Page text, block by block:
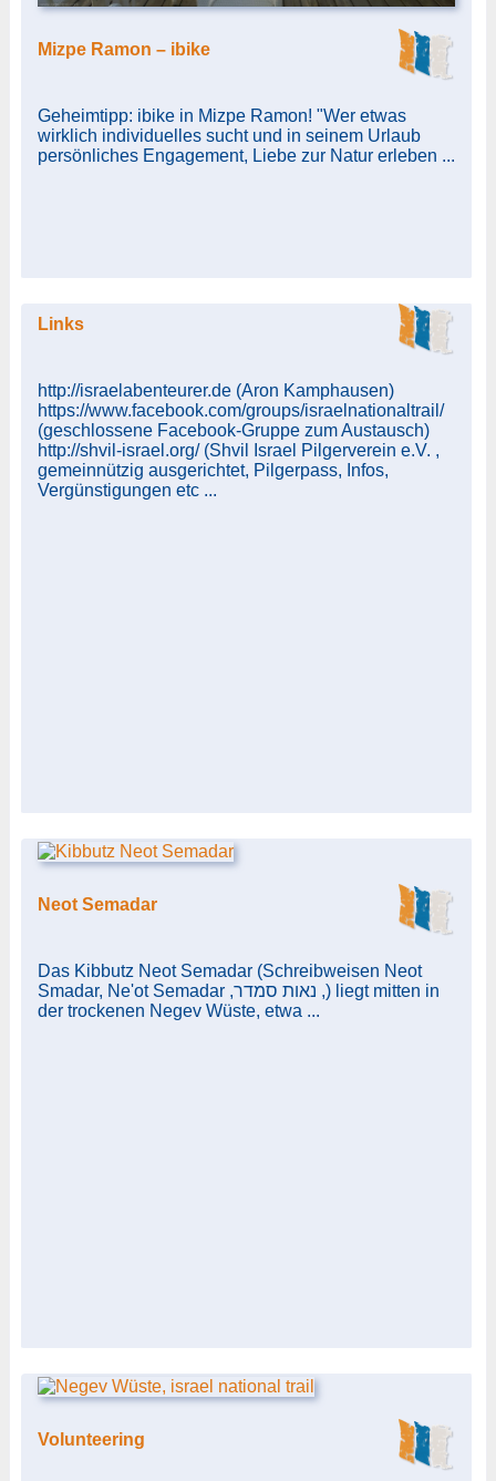
Mizpe Ramon – ibike
Geheimtipp: ibike in Mizpe Ramon! "Wer etwas
wirklich individuelles sucht und in seinem Urlaub
persönliches Engagement, Liebe zur Natur erleben ...
Links
http://israelabenteurer.de (Aron Kamphausen)
https://www.facebook.com/groups/israelnationaltrail/
(geschlossene Facebook-Gruppe zum Austausch)
http://shvil-israel.org/ (Shvil Israel Pilgerverein e.V. ,
gemeinnützig ausgerichtet, Pilgerpass, Infos,
Vergünstigungen etc ...
Neot Semadar
Das Kibbutz Neot Semadar (Schreibweisen Neot
Smadar, Ne'ot Semadar ,נאות סמדר ,) liegt mitten in
der trockenen Negev Wüste, etwa ...
Volunteering